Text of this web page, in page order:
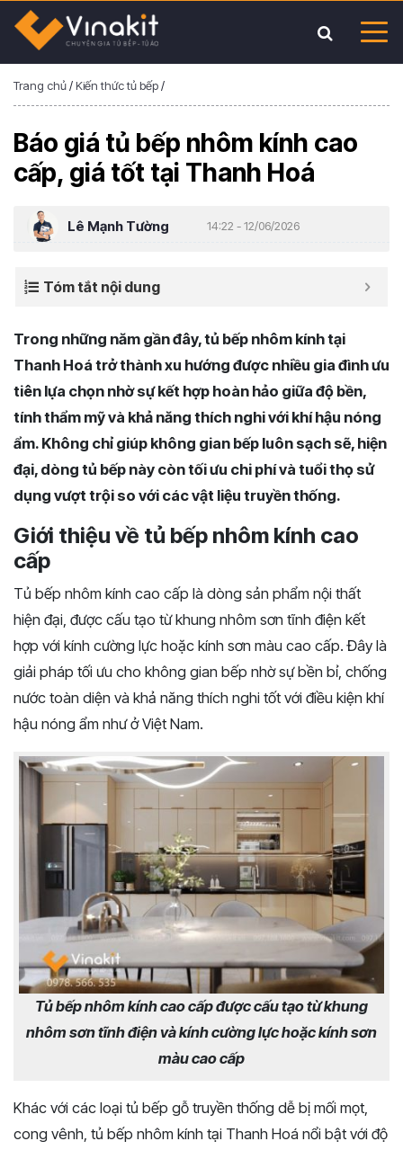
Trang chủ/Kiến thức tủ bếp/
Báo giá tủ bếp nhôm kính cao
cấp, giá tốt tại Thanh Hoá
Lê Mạnh Tường 14:22 - 12/06/2026
Tóm tắt nội dung
Trong những năm gần đây, tủ bếp nhôm kính tại
Thanh Hoá trở thành xu hướng được nhiều gia đình ưu
tiên lựa chọn nhờ sự kết hợp hoàn hảo giữa độ bền,
tính thẩm mỹ và khả năng thích nghi với khí hậu nóng
ẩm. Không chỉ giúp không gian bếp luôn sạch sẽ, hiện
đại, dòng tủ bếp này còn tối ưu chi phí và tuổi thọ sử
dụng vượt trội so với các vật liệu truyền thống.
Giới thiệu về tủ bếp nhôm kính cao
cấp
Tủ bếp nhôm kính cao cấp là dòng sản phẩm nội thất
hiện đại, được cấu tạo từ khung nhôm sơn tĩnh điện kết
hợp với kính cường lực hoặc kính sơn màu cao cấp. Đây là
giải pháp tối ưu cho không gian bếp nhờ sự bền bỉ, chống
nước toàn diện và khả năng thích nghi tốt với điều kiện khí
hậu nóng ẩm như ở Việt Nam.
Tủ bếp nhôm kính cao cấp được cấu tạo từ khung
nhôm sơn tĩnh điện và kính cường lực hoặc kính sơn
màu cao cấp
Khác với các loại tủ bếp gỗ truyền thống dễ bị mối mọt,
cong vênh, tủ bếp nhôm kính tại Thanh Hoá nổi bật với độ